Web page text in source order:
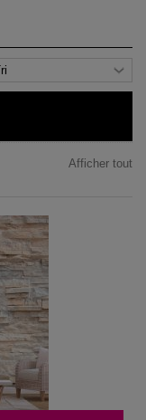
Afficher tout